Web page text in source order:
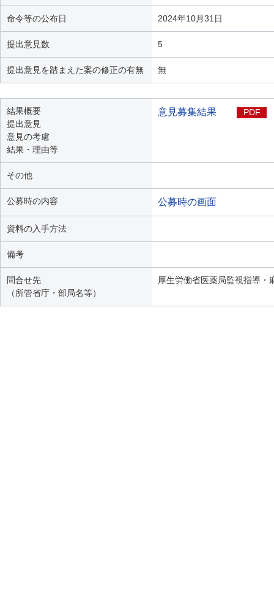
命令等の公布日 2024年10月31日
提出意見数 5
提出意見を踏まえた案の修正の有無 無
結果概要
提出意見
意見の考慮
結果・理由等
意見募集結果 PDF
その他
公募時の内容 公募時の画面
資料の入手方法
備考
問合せ先
（所管省庁・部局名等）
厚生労働省医薬局監視指導・